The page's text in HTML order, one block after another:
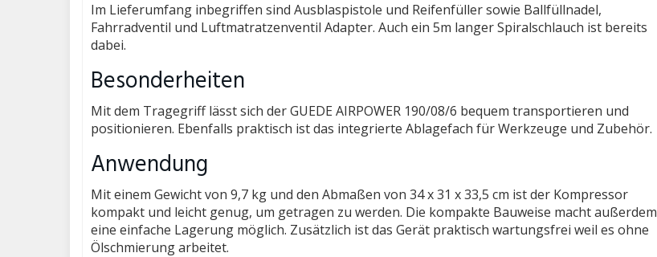
Im Lieferumfang inbegriffen sind Ausblaspistole und Reifenfüller sowie Ballfüllnadel,
Fahrradventil und Luftmatratzenventil Adapter. Auch ein 5m langer Spiralschlauch ist bereits
dabei.
Besonderheiten
Mit dem Tragegriff lässt sich der GUEDE AIRPOWER 190/08/6 bequem transportieren und
positionieren. Ebenfalls praktisch ist das integrierte Ablagefach für Werkzeuge und Zubehör.
Anwendung
Mit einem Gewicht von 9,7 kg und den Abmaßen von 34 x 31 x 33,5 cm ist der Kompressor
kompakt und leicht genug, um getragen zu werden. Die kompakte Bauweise macht außerdem
eine einfache Lagerung möglich. Zusätzlich ist das Gerät praktisch wartungsfrei weil es ohne
Ölschmierung arbeitet.